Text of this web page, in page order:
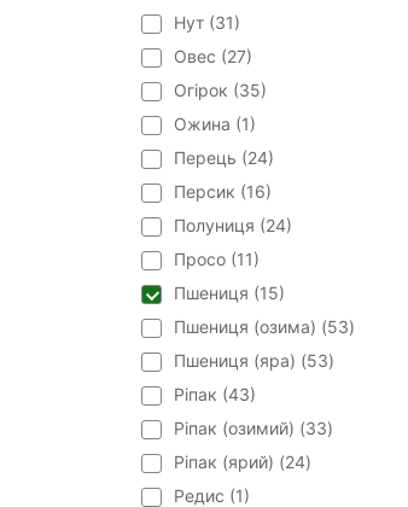
Нут (31)
Овес (27)
Огірок (35)
Ожина (1)
Перець (24)
Персик (16)
Полуниця (24)
Просо (11)
Пшениця (15)
Пшениця (озима) (53)
Пшениця (яра) (53)
Ріпак (43)
Ріпак (озимий) (33)
Ріпак (ярий) (24)
Редис (1)